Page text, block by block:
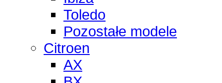
Toledo
Pozostałe modele
Citroen
AX